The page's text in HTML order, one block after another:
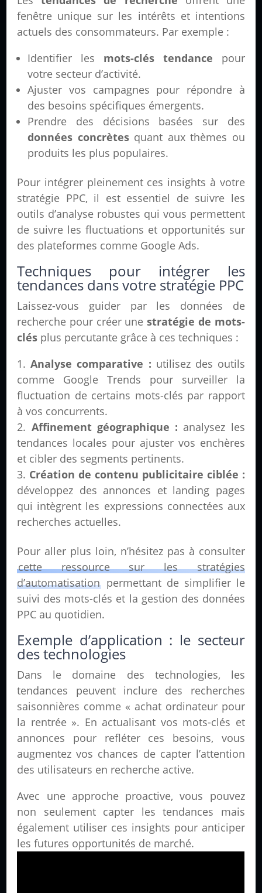
fenêtre unique sur les intérêts et intentions
actuels des consommateurs. Par exemple :
Identifier les mots-clés tendance pour
votre secteur d’activité.
Ajuster vos campagnes pour répondre à
des besoins spécifiques émergents.
Prendre des décisions basées sur des
données concrètesquant aux thèmes ou
produits les plus populaires.
Pour intégrer pleinement ces insights à votre
stratégie PPC, il est essentiel de suivre les
outils d’analyse robustes qui vous permettent
de suivre les fluctuations et opportunités sur
des plateformes comme Google Ads.
Techniques pour intégrer les
tendances dans votre stratégie PPC
Laissez-vous guider par les données de
recherche pour créer unestratégie de mots-
clés plus percutante grâce à ces techniques :
Analyse comparative : utilisez des outils
comme Google Trends pour surveiller la
fluctuation de certains mots-clés par rapport
à vos concurrents.
Affinement géographique : analysez les
tendances locales pour ajuster vos enchères
et cibler des segments pertinents.
Création de contenu publicitaire ciblée :
développez des annonces et landing pages
qui intègrent les expressions connectées aux
recherches actuelles.
Pour aller plus loin, n’hésitez pas à consulter
cette ressource sur les stratégies
d’automatisation permettant de simplifier le
suivi des mots-clés et la gestion des données
PPC au quotidien.
Exemple d’application : le secteur
des technologies
Dans le domaine des technologies, les
tendances peuvent inclure des recherches
saisonnières comme « achat ordinateur pour
la rentrée ». En actualisant vos mots-clés et
annonces pour refléter ces besoins, vous
augmentez vos chances de capter l’attention
des utilisateurs en recherche active.
Avec une approche proactive, vous pouvez
non seulement capter les tendances mais
également utiliser ces insights pour anticiper
les futures opportunités de marché.